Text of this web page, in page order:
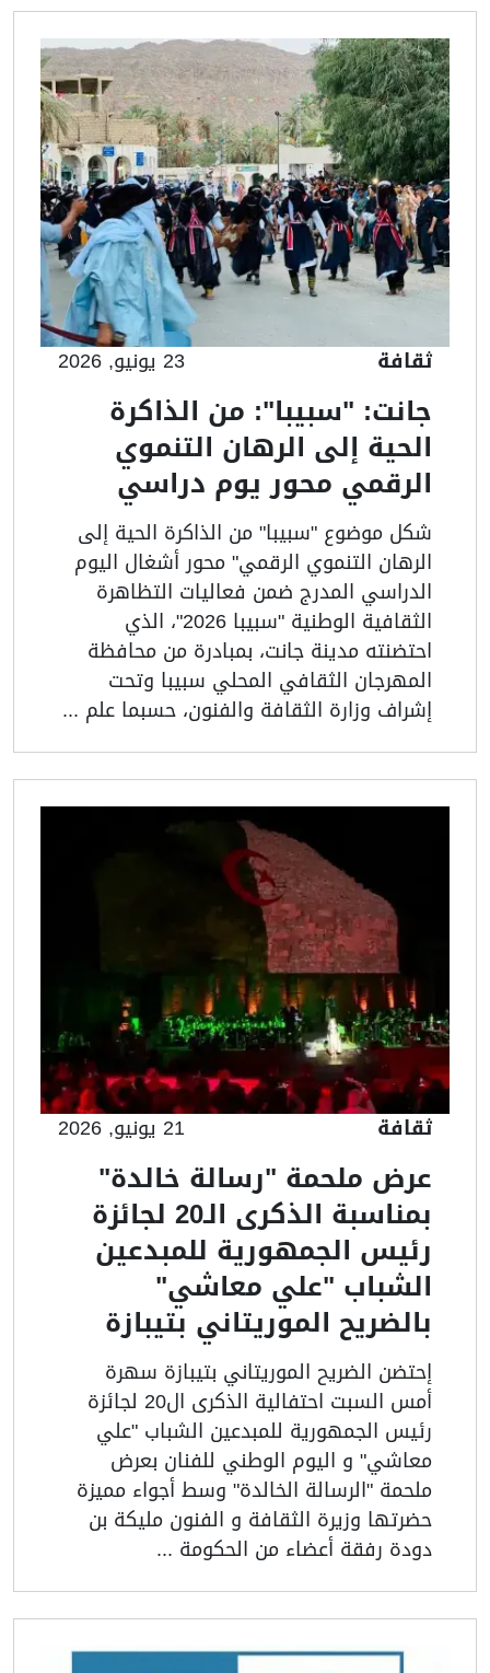
ثقافة 23 يونيو, 2026
جانت: "سبيبا": من الذاكرة
الحية إلى الرهان التنموي
الرقمي محور يوم دراسي
شكل موضوع "سبيبا" من الذاكرة الحية إلى
الرهان التنموي الرقمي" محور أشغال اليوم
الدراسي المدرج ضمن فعاليات التظاهرة
الثقافية الوطنية "سبيبا 2026"، الذي
احتضنته مدينة جانت، بمبادرة من محافظة
المهرجان الثقافي المحلي سبيبا وتحت
إشراف وزارة الثقافة والفنون، حسبما علم ...
ثقافة 21 يونيو, 2026
عرض ملحمة "رسالة خالدة"
بمناسبة الذكرى الـ20 لجائزة
رئيس الجمهورية للمبدعين
الشباب "علي معاشي"
بالضريح الموريتاني بتيبازة
إحتضن الضريح الموريتاني بتيبازة سهرة
أمس السبت احتفالية الذكرى ال20 لجائزة
رئيس الجمهورية للمبدعين الشباب "علي
معاشي" و اليوم الوطني للفنان بعرض
ملحمة "الرسالة الخالدة" وسط أجواء مميزة
حضرتها وزيرة الثقافة و الفنون مليكة بن
دودة رفقة أعضاء من الحكومة ...